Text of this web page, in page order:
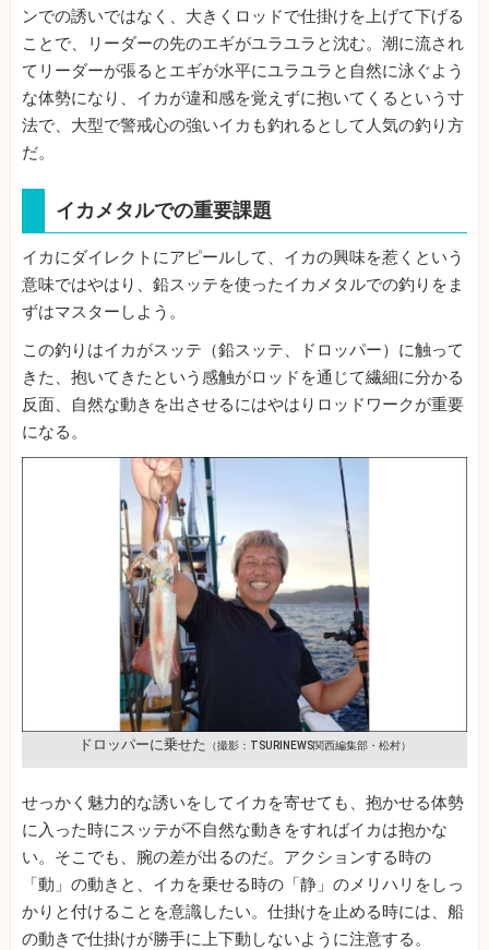
ンでの誘いではなく、大きくロッドで仕掛けを上げて下げる
ことで、リーダーの先のエギがユラユラと沈む。潮に流され
てリーダーが張るとエギが水平にユラユラと自然に泳ぐよう
な体勢になり、イカが違和感を覚えずに抱いてくるという寸
法で、大型で警戒心の強いイカも釣れるとして人気の釣り方
だ。
イカメタルでの重要課題
イカにダイレクトにアピールして、イカの興味を惹くという
意味ではやはり、鉛スッテを使ったイカメタルでの釣りをま
ずはマスターしよう。
この釣りはイカがスッテ（鉛スッテ、ドロッパー）に触って
きた、抱いてきたという感触がロッドを通じて繊細に分かる
反面、自然な動きを出させるにはやはりロッドワークが重要
になる。
ドロッパーに乗せた （撮影：TSURINEWS関西編集部・松村）
せっかく魅力的な誘いをしてイカを寄せても、抱かせる体勢
に入った時にスッテが不自然な動きをすればイカは抱かな
い。そこでも、腕の差が出るのだ。アクションする時の
「動」の動きと、イカを乗せる時の「静」のメリハリをしっ
かりと付けることを意識したい。仕掛けを止める時には、船
の動きで仕掛けが勝手に上下動しないように注意する。